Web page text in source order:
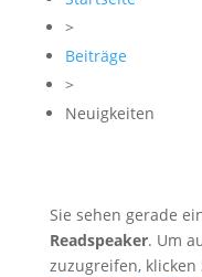
>
Beiträge
>
Neuigkeiten
Sie sehen gerade
Readspeaker. Um
zuzugreifen,